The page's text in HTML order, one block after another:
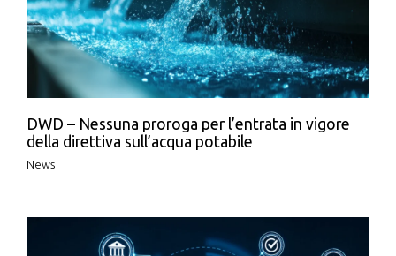
DWD – Nessuna proroga per l’entrata in vigore
della direttiva sull’acqua potabile
News